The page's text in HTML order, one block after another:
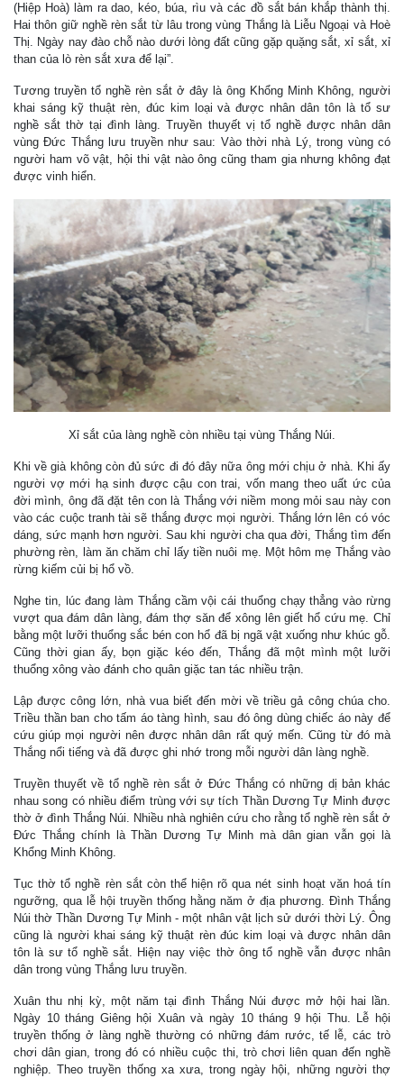
(Hiệp Hoà) làm ra dao, kéo, búa, rìu và các đồ sắt bán khắp thành thị.
Hai thôn giữ nghề rèn sắt từ lâu trong vùng Thắng là Liễu Ngoại và Hoè
Thị. Ngày nay đào chỗ nào dưới lòng đất cũng gặp quặng sắt, xỉ sắt, xỉ
than của lò rèn sắt xưa để lại”.
Tương truyền tổ nghề rèn sắt ở đây là ông Khổng Minh Không, người
khai sáng kỹ thuật rèn, đúc kim loại và được nhân dân tôn là tổ sư
nghề sắt thờ tại đình làng. Truyền thuyết vị tổ nghề được nhân dân
vùng Đức Thắng lưu truyền như sau: Vào thời nhà Lý, trong vùng có
người ham võ vật, hội thi vật nào ông cũng tham gia nhưng không đạt
được vinh hiển.
Xỉ sắt của làng nghề còn nhiều tại vùng Thắng Núi.
Khi về già không còn đủ sức đi đó đây nữa ông mới chịu ở nhà. Khi ấy
người vợ mới hạ sinh được cậu con trai, vốn mang theo uất ức của
đời mình, ông đã đặt tên con là Thắng với niềm mong mỏi sau này con
vào các cuộc tranh tài sẽ thắng được mọi người. Thắng lớn lên có vóc
dáng, sức mạnh hơn người. Sau khi người cha qua đời, Thắng tìm đến
phường rèn, làm ăn chăm chỉ lấy tiền nuôi mẹ. Một hôm mẹ Thắng vào
rừng kiếm củi bị hổ vồ.
Nghe tin, lúc đang làm Thắng cầm vội cái thuổng chạy thẳng vào rừng
vượt qua đám dân làng, đám thợ săn để xông lên giết hổ cứu mẹ. Chỉ
bằng một lưỡi thuổng sắc bén con hổ đã bị ngã vật xuống như khúc gỗ.
Cũng thời gian ấy, bọn giặc kéo đến, Thắng đã một mình một lưỡi
thuổng xông vào đánh cho quân giặc tan tác nhiều trận.
Lập được công lớn, nhà vua biết đến mời về triều gả công chúa cho.
Triều thần ban cho tấm áo tàng hình, sau đó ông dùng chiếc áo này để
cứu giúp mọi người nên được nhân dân rất quý mến. Cũng từ đó mà
Thắng nổi tiếng và đã được ghi nhớ trong mỗi người dân làng nghề.
Truyền thuyết về tổ nghề rèn sắt ở Đức Thắng có những dị bản khác
nhau song có nhiều điểm trùng với sự tích Thần Dương Tự Minh được
thờ ở đình Thắng Núi. Nhiều nhà nghiên cứu cho rằng tổ nghề rèn sắt ở
Đức Thắng chính là Thần Dương Tự Minh mà dân gian vẫn gọi là
Khổng Minh Không.
Tục thờ tổ nghề rèn sắt còn thể hiện rõ qua nét sinh hoạt văn hoá tín
ngưỡng, qua lễ hội truyền thống hằng năm ở địa phương. Đình Thắng
Núi thờ Thần Dương Tự Minh - một nhân vật lịch sử dưới thời Lý. Ông
cũng là người khai sáng kỹ thuật rèn đúc kim loại và được nhân dân
tôn là sư tổ nghề sắt. Hiện nay việc thờ ông tổ nghề vẫn được nhân
dân trong vùng Thắng lưu truyền.
Xuân thu nhị kỳ, một năm tại đình Thắng Núi được mở hội hai lần.
Ngày 10 tháng Giêng hội Xuân và ngày 10 tháng 9 hội Thu. Lễ hội
truyền thống ở làng nghề thường có những đám rước, tế lễ, các trò
chơi dân gian, trong đó có nhiều cuộc thi, trò chơi liên quan đến nghề
nghiệp. Theo truyền thống xa xưa, trong ngày hội, những người thợ